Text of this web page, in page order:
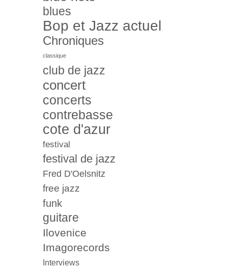
blues
Bop et Jazz actuel
Chroniques
classique
club de jazz
concert
concerts
contrebasse
cote d'azur
festival
festival de jazz
Fred D'Oelsnitz
free jazz
funk
guitare
Ilovenice
Imagorecords
Interviews